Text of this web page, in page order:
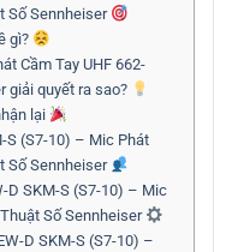
Số Sennheiser
gì?
Cầm Tay UHF 662-
giải quyết ra sao?
lại
S (S7-10) – Mic Phát
Số Sennheiser
D SKM-S (S7-10) – Mic
Số Sennheiser
D SKM-S (S7-10) –